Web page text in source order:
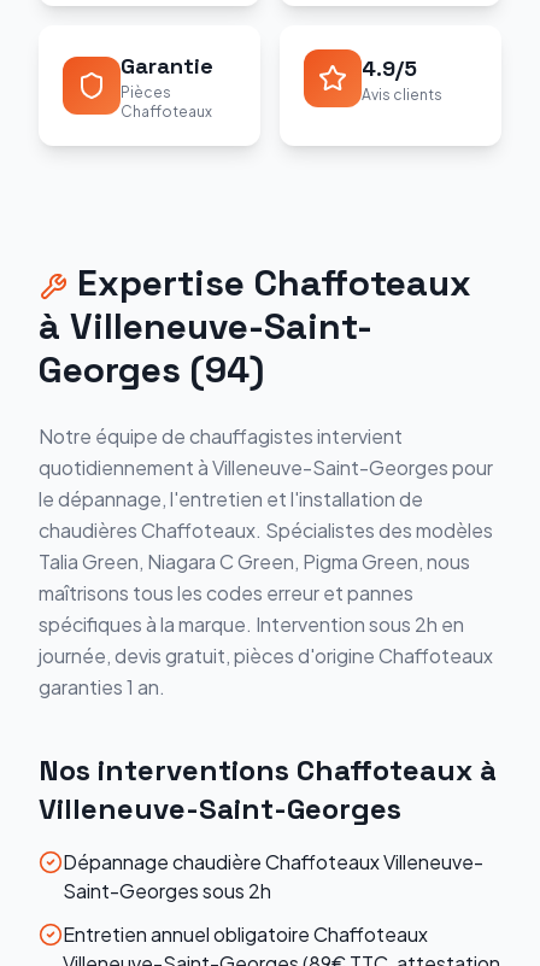
Garantie
Pièces
Chaffoteaux
4.9/5
Avis clients
Expertise Chaffoteaux
à Villeneuve-Saint-
Georges (94)
Notre équipe de chauffagistes intervient
quotidiennement àVilleneuve-Saint-Georgespour
le dépannage, l'entretien et l'installation de
chaudièresChaffoteaux. Spécialistes des modèles
Talia Green, Niagara C Green, Pigma Green, nous
maîtrisons tous les codes erreur et pannes
spécifiques à la marque. Intervention sous 2h en
journée, devis gratuit, pièces d'origineChaffoteaux
garanties 1 an.
Nos interventions Chaffoteaux à
Villeneuve-Saint-Georges
Dépannage chaudière Chaffoteaux Villeneuve-
Saint-Georges sous 2h
Entretien annuel obligatoire Chaffoteaux